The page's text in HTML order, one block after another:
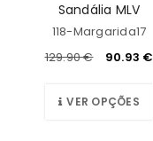
Sandália MLV
118-Margarida17
129.90€ 90.93 €
VER OPÇÕES